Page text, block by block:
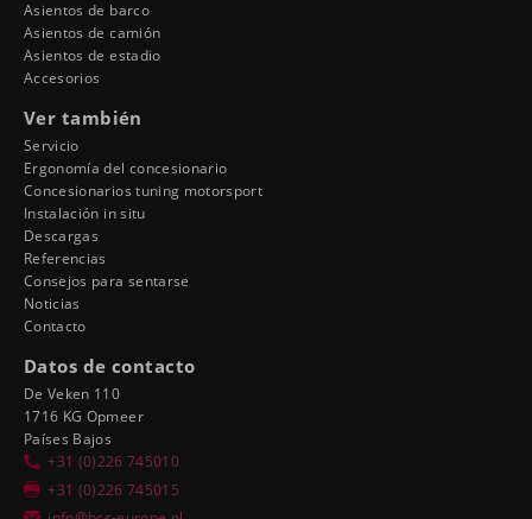
Asientos de barco
Asientos de camión
Asientos de estadio
Accesorios
Ver también
Servicio
Ergonomía del concesionario
Concesionarios tuning motorsport
Instalación in situ
Descargas
Referencias
Consejos para sentarse
Noticias
Contacto
Datos de contacto
De Veken 110
1716 KG Opmeer
Países Bajos
+31 (0)226 745010
+31 (0)226 745015